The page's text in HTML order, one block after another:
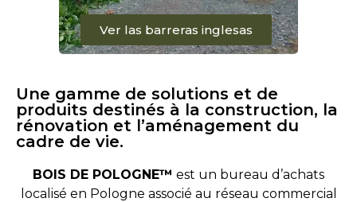
Ver las barreras inglesas
Une gamme de solutions et de
produits destinés à la construction, la
rénovation et l’aménagement du
cadre de vie.
BOIS DE POLOGNE™ est un bureau d’achats
localisé en Pologne associé au réseau commercial